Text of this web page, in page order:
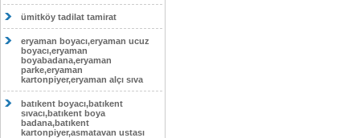
ümitköy tadilat tamirat
eryaman boyacı,eryaman ucuz
boyacı,eryaman
boyabadana,eryaman
parke,eryaman
kartonpiyer,eryaman alçı sıva
batıkent boyacı,batıkent
sıvacı,batıkent boya
badana,batıkent
kartonpiyer,asmatavan ustası